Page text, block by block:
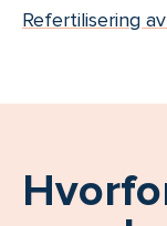
Refertilisering